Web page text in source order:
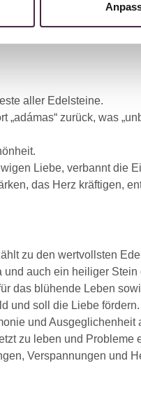
aller Edelsteine.
„adámas“ zurück, was
Liebe, verbannt die
das Herz kräftigen,
zu den wertvollsten
auch ein heiliger Stein
das blühende Leben
und soll die Liebe fördern.
und
zu leben und Probleme
Verspannungen und